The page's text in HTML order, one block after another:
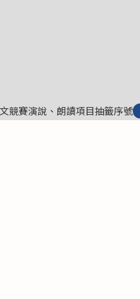
競賽演說、朗讀項目抽籤序號